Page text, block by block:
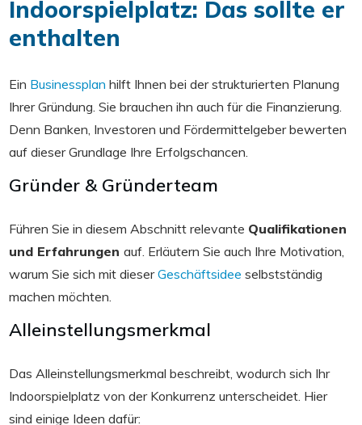
Indoorspielplatz: Das sollte er
enthalten
Ein Businessplan hilft Ihnen bei der strukturierten Planung
Ihrer Gründung. Sie brauchen ihn auch für die Finanzierung.
Denn Banken, Investoren und Fördermittelgeber bewerten
auf dieser Grundlage Ihre Erfolgschancen.
Gründer & Gründerteam
Führen Sie in diesem Abschnitt relevante Qualifikationen
und Erfahrungen auf. Erläutern Sie auch Ihre Motivation,
warum Sie sich mit dieserGeschäftsidee selbstständig
machen möchten.
Alleinstellungsmerkmal
Das Alleinstellungsmerkmal beschreibt, wodurch sich Ihr
Indoorspielplatz von der Konkurrenz unterscheidet. Hier
sind einige Ideen dafür: